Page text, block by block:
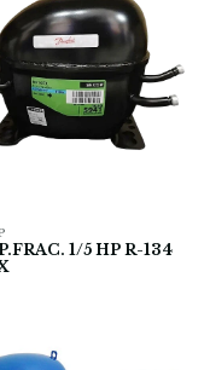
1/5 HP R-134